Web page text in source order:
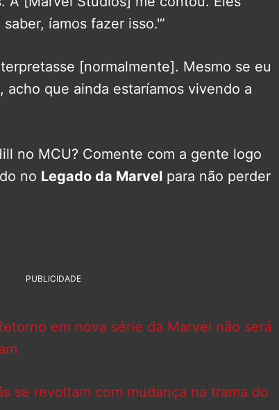
íamos fazer isso.'”
[normalmente]. Mesmo se eu
acho que ainda estaríamos vivendo a
no MCU? Comente com a gente logo
no Legado da Marvel para não perder
PUBLICIDADE
em nova série da Marvel não será
se revoltam com mudança na trama do